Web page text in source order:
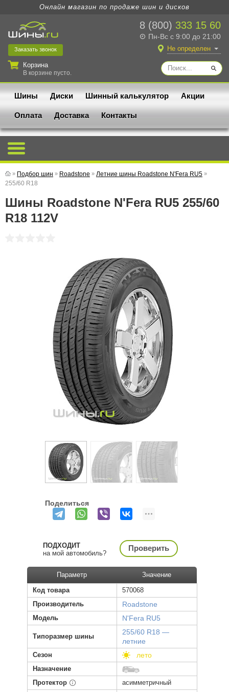
Онлайн магазин по продаже шин и дисков
8 (800) 333 15 60
Пн-Вс с 9:00 до 21:00
Заказать звонок
Корзина
В корзине пусто.
Не определен
Шины Диски Шинный калькулятор Акции
Оплата Доставка Контакты
» Подбор шин » Roadstone » Летние шины Roadstone N'Fera RU5 »
255/60 R18
Шины Roadstone N'Fera RU5 255/60
R18 112V
Поделиться
ПОДХОДИТ
на мой автомобиль?
Проверить
Параметр
Значение
Код товара
570068
Производитель
Roadstone
Модель N'Fera RU5
Типоразмер шины
255/60 R18 —
летние
Сезон лето
Назначение
Протектор
асимметричный